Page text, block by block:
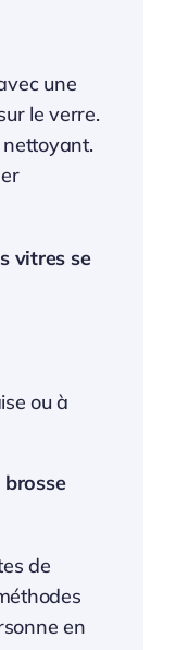
une
le verre.
vitres se
ou à
de
en